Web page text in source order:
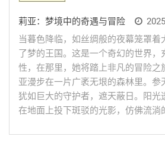
莉亚：梦境中的奇遇与冒险
当暮色降临，如丝绸般的夜幕笼罩着
了梦的王国。这是一个奇幻的世界，
性，在那里，她将踏上非凡的冒险之
亚漫步在一片广袤无垠的森林里。参
犹如巨大的守护者，遮天蔽日。阳光
在地面上投下斑驳的光影，仿佛流淌